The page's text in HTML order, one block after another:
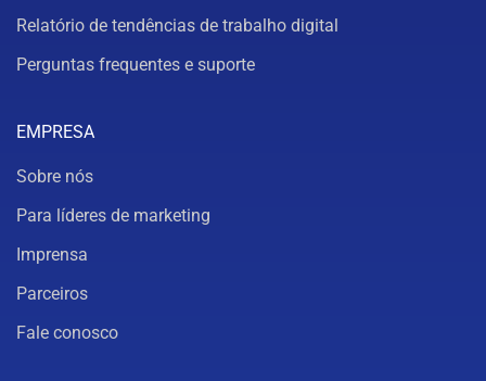
Relatório de tendências de trabalho digital
Perguntas frequentes e suporte
EMPRESA
Sobre nós
Para líderes de marketing
Imprensa
Parceiros
Fale conosco